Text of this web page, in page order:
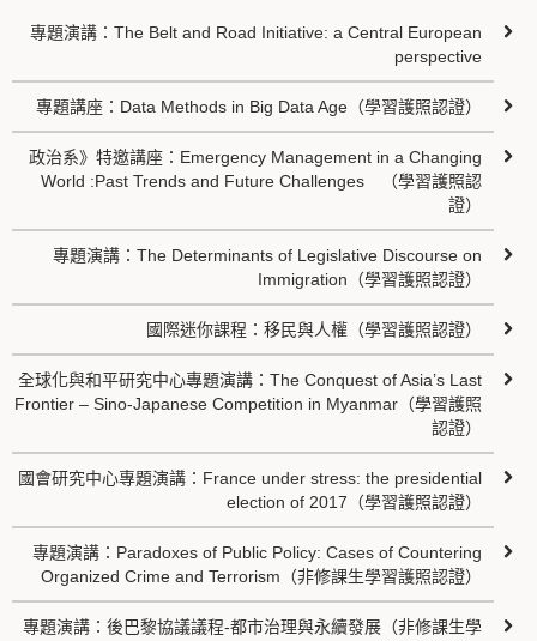
專題演講：The Belt and Road Initiative: a Central European
perspective
專題講座：Data Methods in Big Data Age（學習護照認證）
政治系》特邀講座：Emergency Management in a Changing
World :Past Trends and Future Challenges （學習護照認
證）
專題演講：The Determinants of Legislative Discourse on
Immigration（學習護照認證）
國際迷你課程：移民與人權（學習護照認證）
全球化與和平研究中心專題演講：The Conquest of Asia’s Last
Frontier – Sino-Japanese Competition in Myanmar（學習護照
認證）
國會研究中心專題演講：France under stress: the presidential
election of 2017（學習護照認證）
專題演講：Paradoxes of Public Policy: Cases of Countering
Organized Crime and Terrorism（非修課生學習護照認證）
專題演講：後巴黎協議議程-都市治理與永續發展（非修課生學